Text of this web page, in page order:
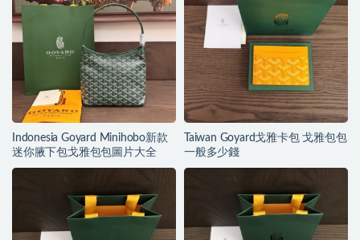
Indonesia Goyard Minihobo新款
迷你腋下包戈雅包包圖片大全
Taiwan Goyard戈雅卡包 戈雅包包
一般多少錢